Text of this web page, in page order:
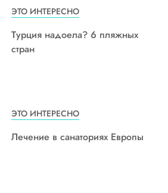
ЭТО ИНТЕРЕСНО
Турция надоела? 6 пляжных
стран
ЭТО ИНТЕРЕСНО
Лечение в санаториях Европы